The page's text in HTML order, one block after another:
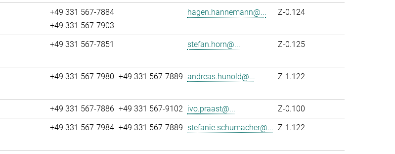
+49 331 567-7884
+49 331 567-7903
hagen.hannemann@... Z-0.124
+49 331 567-7851 stefan.horn@... Z-0.125
+49 331 567-7980 +49 331 567-7889 andreas.hunold@... Z-1.122
+49 331 567-7886 +49 331 567-9102 ivo.praast@...
Z-0.100
+49 331 567-7984 +49 331 567-7889 stefanie.schumacher@... Z-1.122